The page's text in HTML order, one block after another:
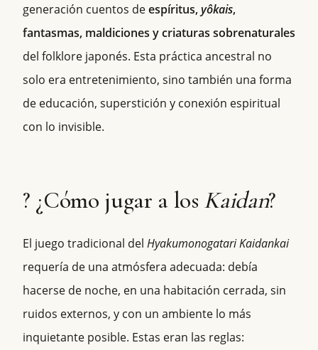
generación cuentos deespíritus,yôkais,
fantasmas, maldiciones y criaturas sobrenaturales
del folklore japonés. Esta práctica ancestral no
solo era entretenimiento, sino también una forma
de educación, superstición y conexión espiritual
con lo invisible.
? ¿Cómo jugar a los Kaidan?
El juego tradicional del Hyakumonogatari Kaidankai
requería de una atmósfera adecuada: debía
hacerse de noche, en una habitación cerrada, sin
ruidos externos, y con un ambiente lo más
inquietante posible. Estas eran las reglas: